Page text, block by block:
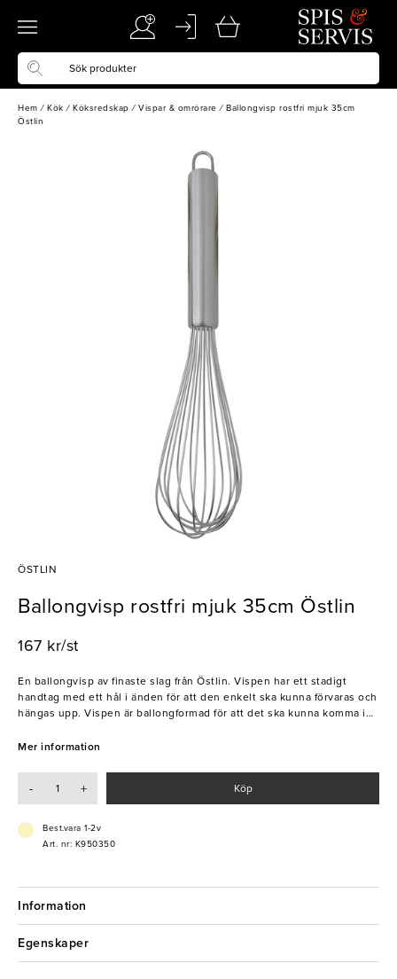
Hem / Kök / Köksredskap / Vispar & omrörare / Ballongvisp rostfri mjuk 35cm
Östlin
ÖSTLIN
Ballongvisp rostfri mjuk 35cm Östlin
167 kr/st
En ballongvisp av finaste slag från Östlin. Vispen har ett stadigt
handtag med ett hål i änden för att den enkelt ska kunna förvaras och
hängas upp. Vispen är ballongformad för att det ska kunna komma in
Denna ballongvisp är ett köksredskap som hör hemma på alla bageri
- Rostfritt stål
Mer information
- + Köp
Best.vara 1-2v
Art. nr: K950350
Information
Egenskaper